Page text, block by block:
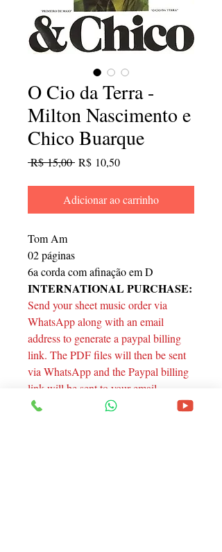
O Cio da Terra -
Milton Nascimento e
Chico Buarque
R$ 15,00 Preço
R$ 10,50Preço
Adicionar ao carrinho
Tom Am
02 páginas
6a corda com afinação em D
INTERNATIONAL PURCHASE:
Send your sheet music order via
WhatsApp along with an email
address to generate a paypal billing
link. The PDF files will then be sent
via WhatsApp and the Paypal billing
link will be sent to your email.
Thanks.